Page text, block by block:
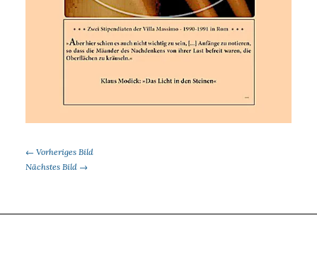
← Vorheriges Bild
Nächstes Bild →